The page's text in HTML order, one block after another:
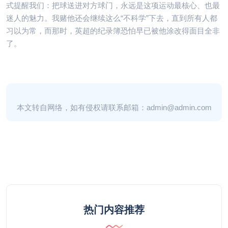
式提醒我们：把球送进对方球门，永远是这项运动最核心、也最
迷人的魅力。我赌他还会继续这么“不科学”下去，直到所有人都
习以为常，而那时，英超的纪录簿恐怕早已被他涂改得面目全非
了。
本文转自网络，如有侵权请联系邮箱：admin@admin.com
热门内容推荐